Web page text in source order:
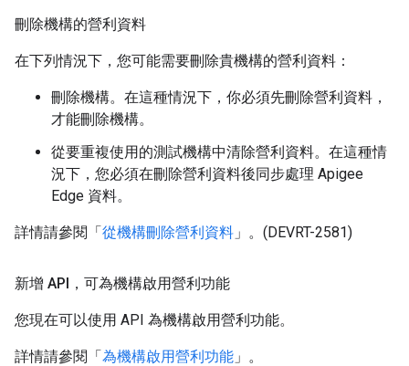
刪除機構的營利資料
在下列情況下，您可能需要刪除貴機構的營利資料：
刪除機構。在這種情況下，你必須先刪除營利資料，
才能刪除機構。
從要重複使用的測試機構中清除營利資料。在這種情
況下，您必須在刪除營利資料後同步處理 Apigee
Edge 資料。
詳情請參閱「從機構刪除營利資料 」。(DEVRT-2581)
新增 API，可為機構啟用營利功能
您現在可以使用 API 為機構啟用營利功能。
詳情請參閱「為機構啟用營利功能 」。